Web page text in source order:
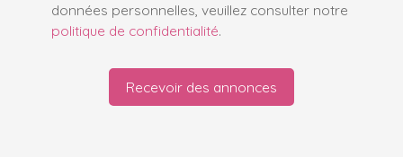
données personnelles, veuillez consulter notre
politique de confidentialité.
Recevoir des annonces